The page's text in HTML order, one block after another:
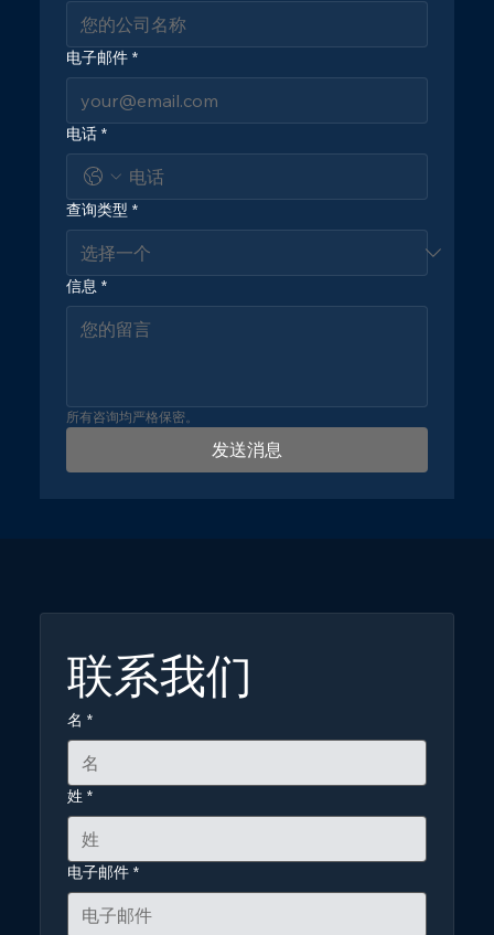
电子邮件 *
电话 *
查询类型 *
信息 *
所有咨询均严格保密。
发送消息
联系我们
名 *
姓 *
电子邮件 *